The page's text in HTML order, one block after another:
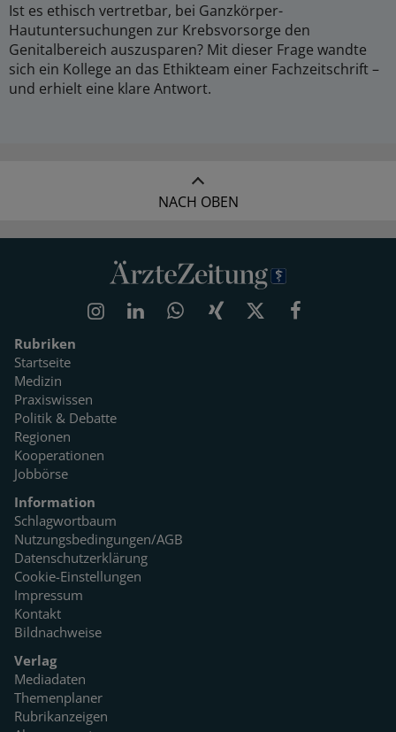
Ist es ethisch vertretbar, bei Ganzkörper-
Hautuntersuchungen zur Krebsvorsorge den
Genitalbereich auszusparen? Mit dieser Frage wandte
sich ein Kollege an das Ethikteam einer Fachzeitschrift –
und erhielt eine klare Antwort.
NACH OBEN
Rubriken
Startseite
Medizin
Praxiswissen
Politik & Debatte
Regionen
Kooperationen
Jobbörse
Information
Schlagwortbaum
Nutzungsbedingungen/AGB
Datenschutzerklärung
Cookie-Einstellungen
Impressum
Kontakt
Bildnachweise
Verlag
Mediadaten
Themenplaner
Rubrikanzeigen